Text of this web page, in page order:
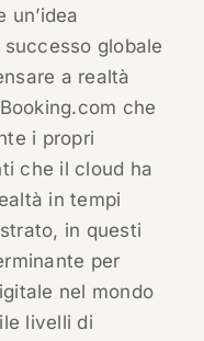
un’idea
globale
a realtà
che
i propri
che il cloud ha
in tempi
in questi
per
nel mondo
livelli di